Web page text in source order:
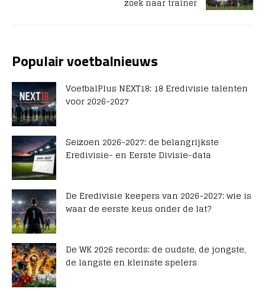
zoek naar trainer
Populair voetbalnieuws
VoetbalPlus NEXT18: 18 Eredivisie talenten
voor 2026-2027
Seizoen 2026-2027: de belangrijkste
Eredivisie- en Eerste Divisie-data
De Eredivisie keepers van 2026-2027: wie is
waar de eerste keus onder de lat?
De WK 2026 records: de oudste, de jongste,
de langste en kleinste spelers